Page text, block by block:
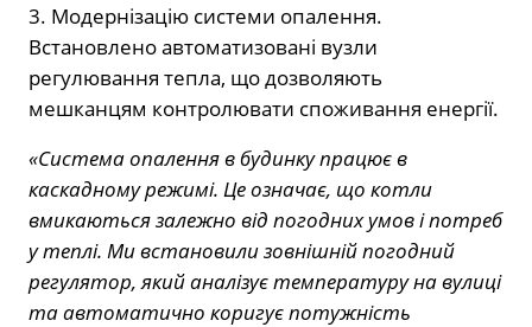
3. Модернізацію системи опалення.
Встановлено автоматизовані вузли
регулювання тепла, що дозволяють
мешканцям контролювати споживання енергії.
«Система опалення в будинку працює в
каскадному режимі. Це означає, що котли
вмикаються залежно від погодних умов і потреб
у теплі. Ми встановили зовнішній погодний
регулятор, який аналізує температуру на вулиці
та автоматично коригує потужність